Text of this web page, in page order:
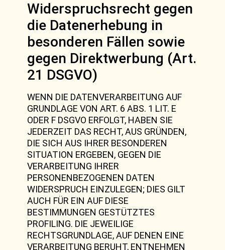
Widerspruchsrecht gegen
die Datenerhebung in
besonderen Fällen sowie
gegen Direktwerbung (Art.
21 DSGVO)
WENN DIE DATENVERARBEITUNG AUF
GRUNDLAGE VON ART. 6 ABS. 1 LIT. E
ODER F DSGVO ERFOLGT, HABEN SIE
JEDERZEIT DAS RECHT, AUS GRÜNDEN,
DIE SICH AUS IHRER BESONDEREN
SITUATION ERGEBEN, GEGEN DIE
VERARBEITUNG IHRER
PERSONENBEZOGENEN DATEN
WIDERSPRUCH EINZULEGEN; DIES GILT
AUCH FÜR EIN AUF DIESE
BESTIMMUNGEN GESTÜTZTES
PROFILING. DIE JEWEILIGE
RECHTSGRUNDLAGE, AUF DENEN EINE
VERARBEITUNG BERUHT, ENTNEHMEN